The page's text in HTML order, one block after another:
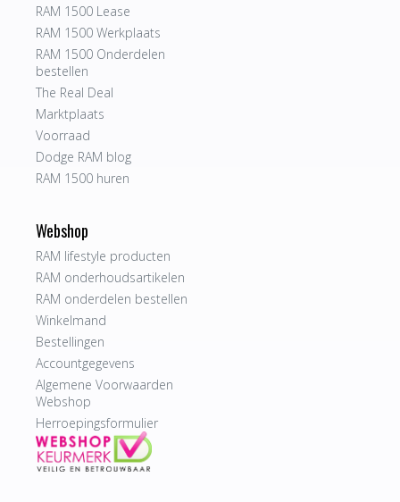
RAM 1500 Lease
RAM 1500 Werkplaats
RAM 1500 Onderdelen
bestellen
The Real Deal
Marktplaats
Voorraad
Dodge RAM blog
RAM 1500 huren
Webshop
RAM lifestyle producten
RAM onderhoudsartikelen
RAM onderdelen bestellen
Winkelmand
Bestellingen
Accountgegevens
Algemene Voorwaarden
Webshop
Herroepingsformulier